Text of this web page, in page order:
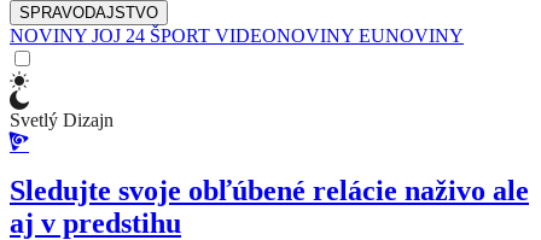
SPRAVODAJSTVO
NOVINY JOJ 24 ŠPORT VIDEONOVINY EUNOVINY
Svetlý Dizajn
Sledujte svoje obľúbené relácie naživo ale
aj v predstihu